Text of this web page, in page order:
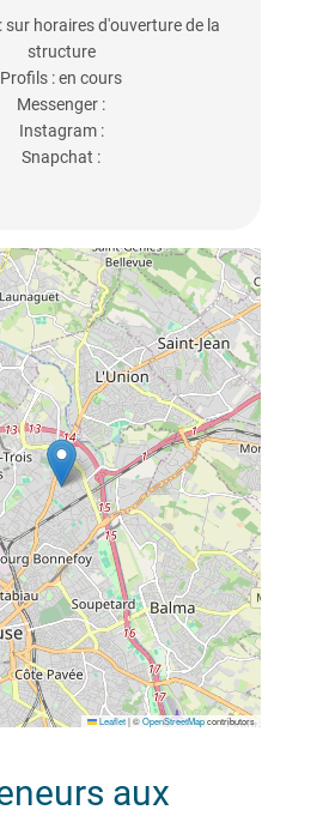
sur horaires d'ouverture de la
structure
Profils : en cours
Messenger :
Instagram :
Snapchat :
Leaflet |©OpenStreetMapcontributors
aux